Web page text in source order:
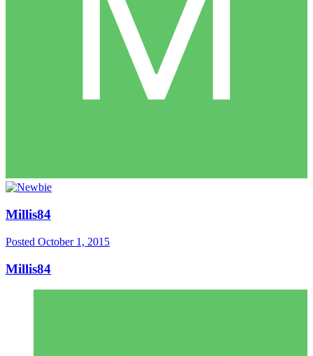
Millis84
Posted October 1, 2015
Millis84